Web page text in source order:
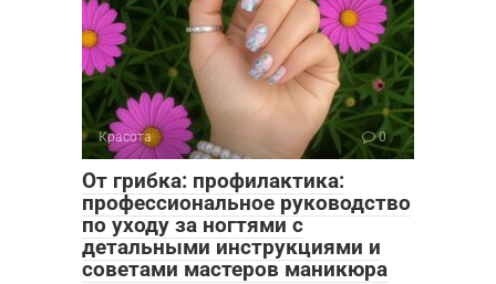
Красота 0
От грибка: профилактика:
профессиональное руководство
по уходу за ногтями с
детальными инструкциями и
советами мастеров маникюра